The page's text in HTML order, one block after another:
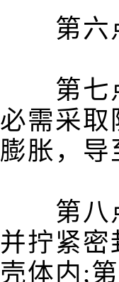
第六点
第七点
必需采取
膨胀，
第八点
并拧紧
壳体内;